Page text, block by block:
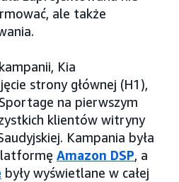
ale także
Kia
strony głównej (H1),
na pierwszym
klientów witryny
Kampania była
Amazon DSP, a
były wyświetlane w całej